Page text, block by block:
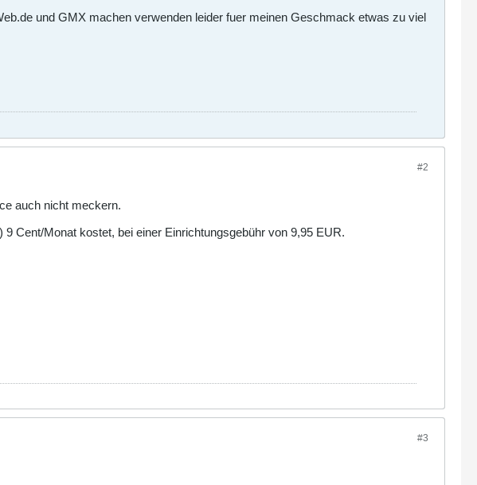
und GMX machen verwenden leider fuer meinen Geschmack etwas zu viel
#2
auch nicht meckern.
Cent/Monat kostet, bei einer Einrichtungsgebühr von 9,95 EUR.
#3